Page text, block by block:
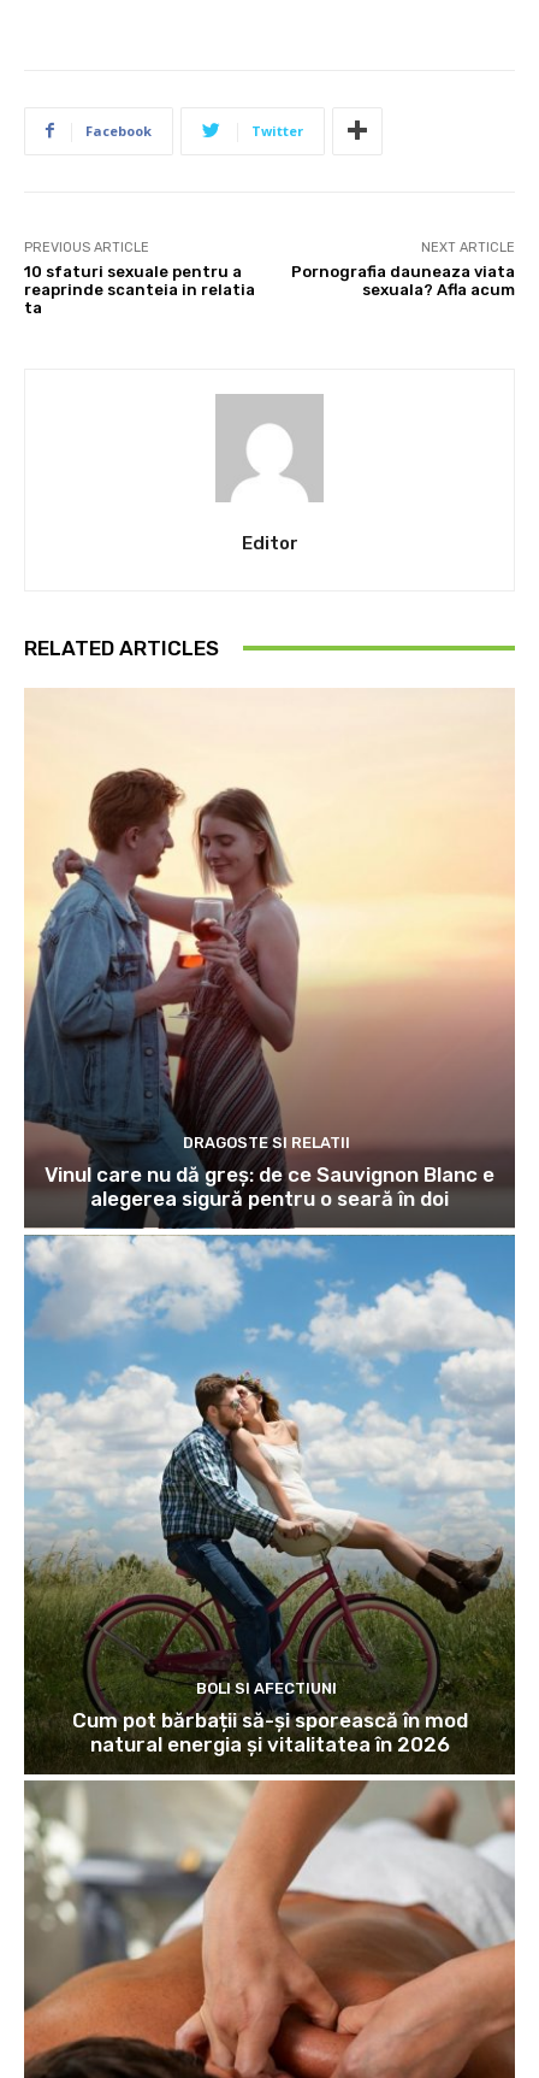
Facebook Twitter
PREVIOUS ARTICLE
10 sfaturi sexuale pentru a
reaprinde scanteia in relatia
ta
NEXT ARTICLE
Pornografia dauneaza viata
sexuala? Afla acum
Editor
RELATED ARTICLES
DRAGOSTE SI RELATII
Vinul care nu dă greș: de ce Sauvignon Blanc e
alegerea sigură pentru o seară în doi
BOLI SI AFECTIUNI
Cum pot bărbații să-și sporească în mod
natural energia și vitalitatea în 2026